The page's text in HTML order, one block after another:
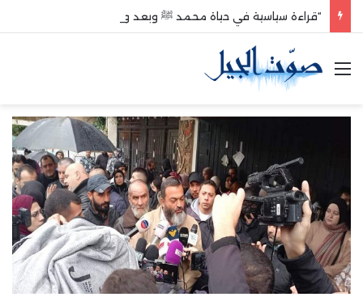
“قراءة سياسية في حياة محمد ﷺ وبعد وفاته”
القائمة